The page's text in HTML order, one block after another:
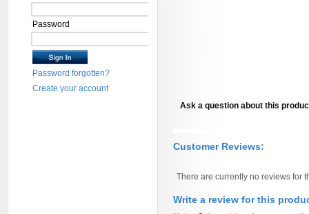
Ask a question about this
Customer Reviews:
There are currently no reviews for
Write a review for this
Password
Password forgotten?
Create your account